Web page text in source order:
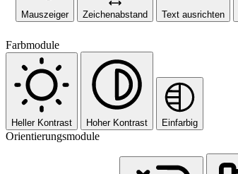
Mauszeiger Zeichenabstand Text ausrichten
Farbmodule
Heller Kontrast Hoher Kontrast Einfarbig
Orientierungsmodule